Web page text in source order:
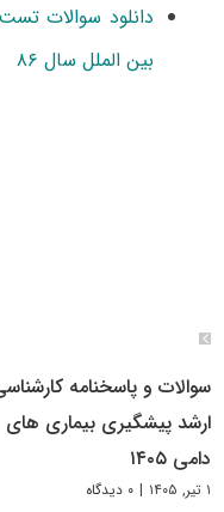
دانلود سوالات
بین الملل سال ۸۶
سوالات و پاسخنامه
ارشد پیشگیری بیماری های
دامی ۱۴۰۵
۱ تیر, ۱۴۰۵ | ۰ دیدگاه